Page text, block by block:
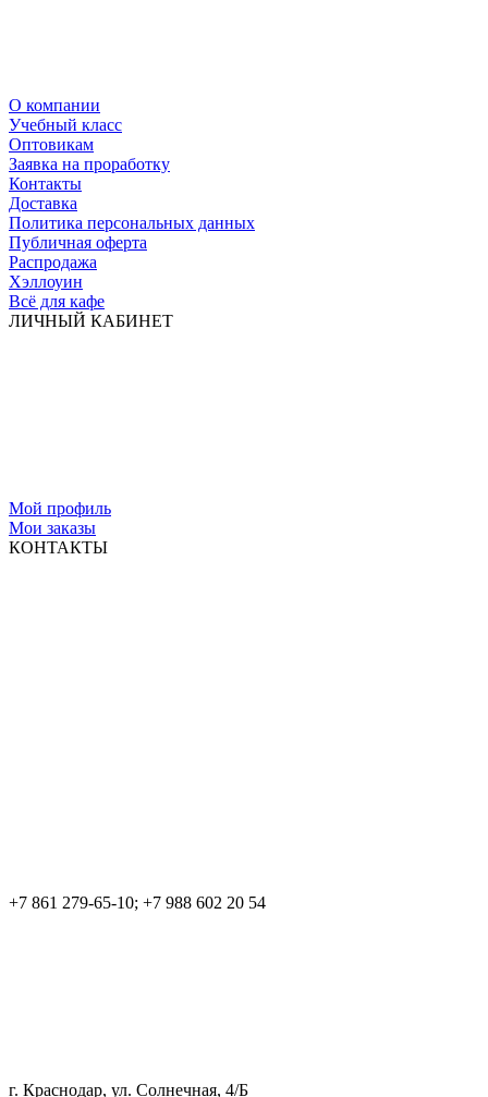
О компании
Учебный класс
Оптовикам
Заявка на проработку
Контакты
Доставка
Политика персональных данных
Публичная оферта
Распродажа
Хэллоуин
Всё для кафе
ЛИЧНЫЙ КАБИНЕТ
Мой профиль
Мои заказы
КОНТАКТЫ
+7 861 279-65-10; +7 988 602 20 54
г. Краснодар, ул. Солнечная, 4/Б